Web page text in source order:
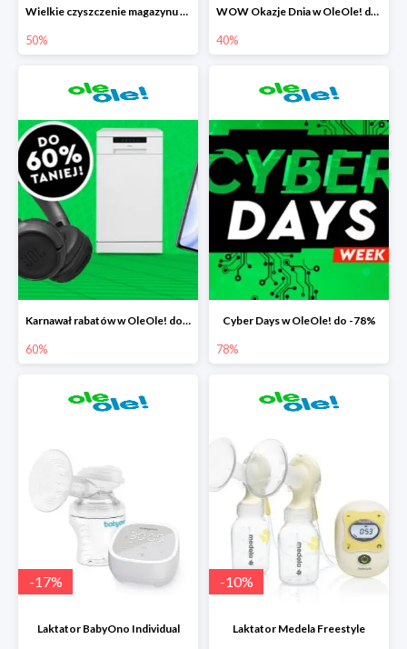
Wielkie czyszczenie magazynu w OleOle! do -50%
50%
WOW Okazje Dnia w OleOle! do -40%
40%
Karnawał rabatów w OleOle! do -60%
60%
Cyber Days w OleOle! do -78%
78%
-17%
Laktator BabyOno Individual
-10%
Laktator Medela Freestyle